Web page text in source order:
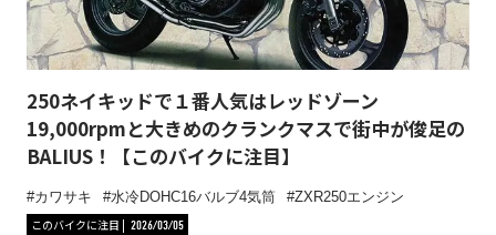
250ネイキッドで１番人気はレッドゾーン
19,000rpmと大きめのクランクマスで街中が俊足の
BALIUS！【このバイクに注目】
カワサキ 水冷DOHC16バルブ4気筒
ZXR250エンジン
このバイクに注目
2026/03/05